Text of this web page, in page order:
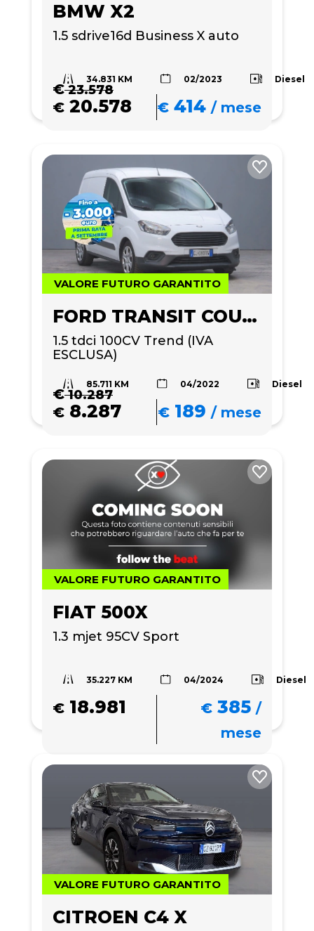
BMW X2
1.5 sdrive16d Business X auto
34.831 KM 02/2023 Diesel
€23.578
€ 20.578 € 414 /mese
VALORE FUTURO GARANTITO
FORD TRANSIT COURIER
1.5 tdci 100CV Trend (IVA
ESCLUSA)
85.711 KM 04/2022 Diesel
€10.287
€ 8.287 € 189 /mese
VALORE FUTURO GARANTITO
FIAT 500X
1.3 mjet 95CV Sport
35.227 KM 04/2024 Diesel
€ 18.981 € 385 /
mese
VALORE FUTURO GARANTITO
CITROEN C4 X